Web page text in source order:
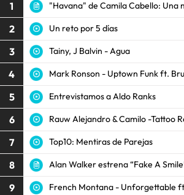
1 "Havana" de Camila Cabello: Una
2 Un reto por 5 días
3 Tainy, J Balvin - Agua
4 Mark Ronson - Uptown Funk ft.
5 Entrevistamos a Aldo Ranks
6 Rauw Alejandro & Camilo -Tattoo
7 Top10: Mentiras de Parejas
8 Alan Walker estrena “Fake A
9 French Montana - Unforgettable